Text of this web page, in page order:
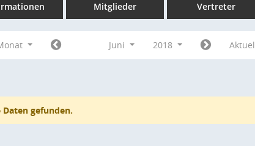
Mitglieder Vertreter
Juni 2018
Daten gefunden.